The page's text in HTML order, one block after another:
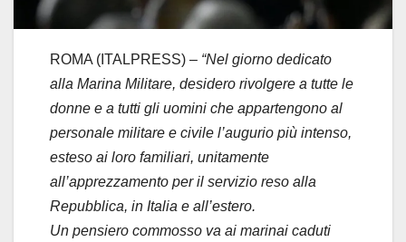
ROMA (ITALPRESS) – “Nel giorno dedicato
alla Marina Militare, desidero rivolgere a tutte le
donne e a tutti gli uomini che appartengono al
personale militare e civile l’augurio più intenso,
esteso ai loro familiari, unitamente
all’apprezzamento per il servizio reso alla
Repubblica, in Italia e all’estero.
Un pensiero commosso va ai marinai caduti